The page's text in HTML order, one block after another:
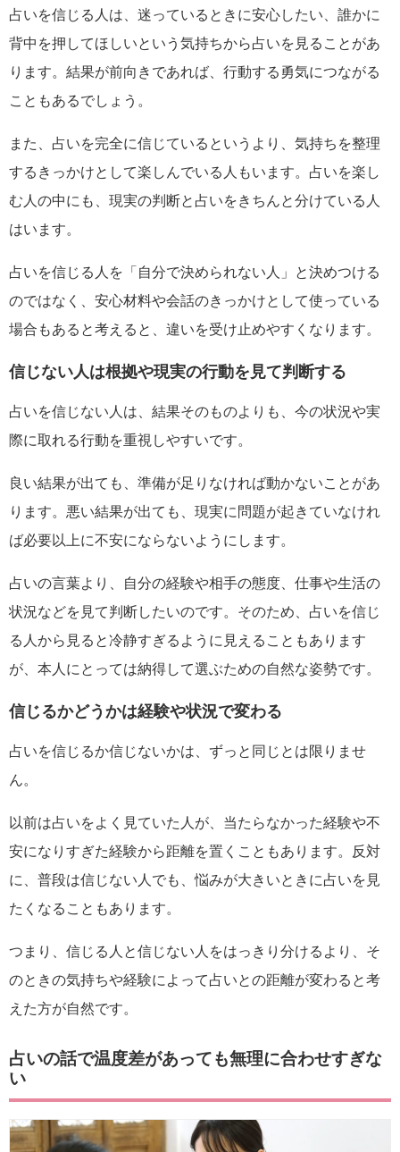
占いを信じる人は、迷っているときに安心したい、誰かに
背中を押してほしいという気持ちから占いを見ることがあ
ります。結果が前向きであれば、行動する勇気につながる
こともあるでしょう。
また、占いを完全に信じているというより、気持ちを整理
するきっかけとして楽しんでいる人もいます。占いを楽し
む人の中にも、現実の判断と占いをきちんと分けている人
はいます。
占いを信じる人を「自分で決められない人」と決めつける
のではなく、安心材料や会話のきっかけとして使っている
場合もあると考えると、違いを受け止めやすくなります。
信じない人は根拠や現実の行動を見て判断する
占いを信じない人は、結果そのものよりも、今の状況や実
際に取れる行動を重視しやすいです。
良い結果が出ても、準備が足りなければ動かないことがあ
ります。悪い結果が出ても、現実に問題が起きていなけれ
ば必要以上に不安にならないようにします。
占いの言葉より、自分の経験や相手の態度、仕事や生活の
状況などを見て判断したいのです。そのため、占いを信じ
る人から見ると冷静すぎるように見えることもあります
が、本人にとっては納得して選ぶための自然な姿勢です。
信じるかどうかは経験や状況で変わる
占いを信じるか信じないかは、ずっと同じとは限りませ
ん。
以前は占いをよく見ていた人が、当たらなかった経験や不
安になりすぎた経験から距離を置くこともあります。反対
に、普段は信じない人でも、悩みが大きいときに占いを見
たくなることもあります。
つまり、信じる人と信じない人をはっきり分けるより、そ
のときの気持ちや経験によって占いとの距離が変わると考
えた方が自然です。
占いの話で温度差があっても無理に合わせすぎな
い